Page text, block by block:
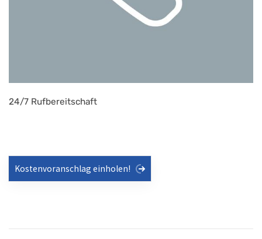
24/7 Rufbereitschaft
Kostenvoranschlag einholen!